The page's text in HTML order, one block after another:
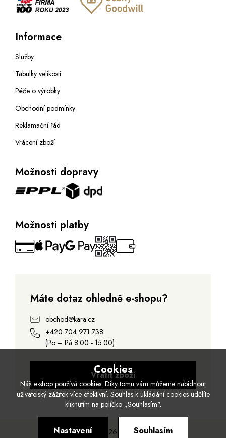
Informace
Služby
Tabulky velikostí
Péče o výrobky
Obchodní podmínky
Reklamační řád
Vrácení zboží
Možnosti dopravy
Možnosti platby
Máte dotaz ohledně e-shopu?
obchod@kara.cz
+420 704 971 738
(Po – Pá 8:00 - 15:00)
Vrátit zboží
© 2026 Kara.
Cookies
Náš e-shop používá cookies. Díky tomu vám můžeme nabídnout
uživatelský zážitek více efektivní. Souhlas k ukládání cookies udělíte
kliknutím na políčko „Souhlasím".
Nastavení Souhlasím